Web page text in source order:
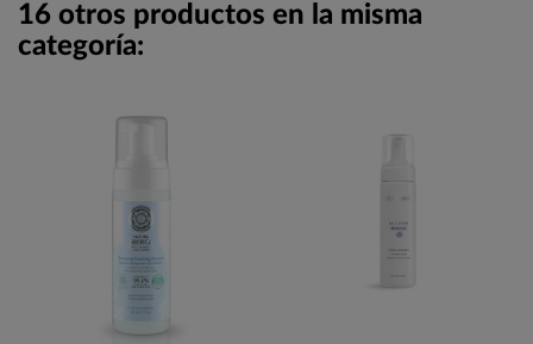
16 otros productos en la misma
categoría: